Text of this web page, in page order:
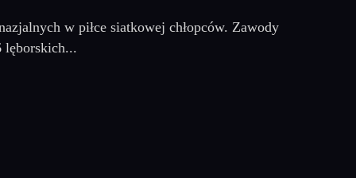
w piłce siatkowej chłopców. Zawody
lęborskich...